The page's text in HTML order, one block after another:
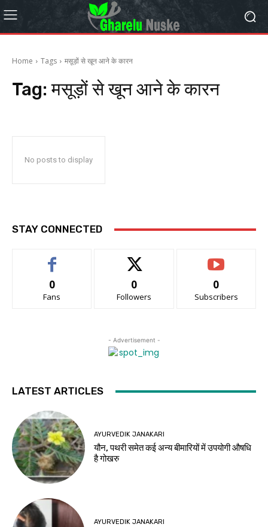
Home Tags मसूड़ों से खून आने के कारन
Tag:मसूड़ों से खून आने के कारन
No posts to display
STAY CONNECTED
0
Fans
0
Followers
0
Subscribers
- Advertisement -
LATEST ARTICLES
AYURVEDIK JANAKARI
यौन, पथरी समेत कई अन्य बीमारियों में उपयोगी औषधि
है गोखरु
AYURVEDIK JANAKARI